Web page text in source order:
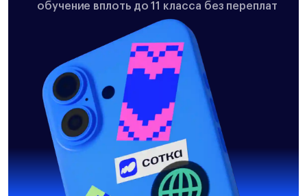
обучение вплоть до 11 класса без переплат